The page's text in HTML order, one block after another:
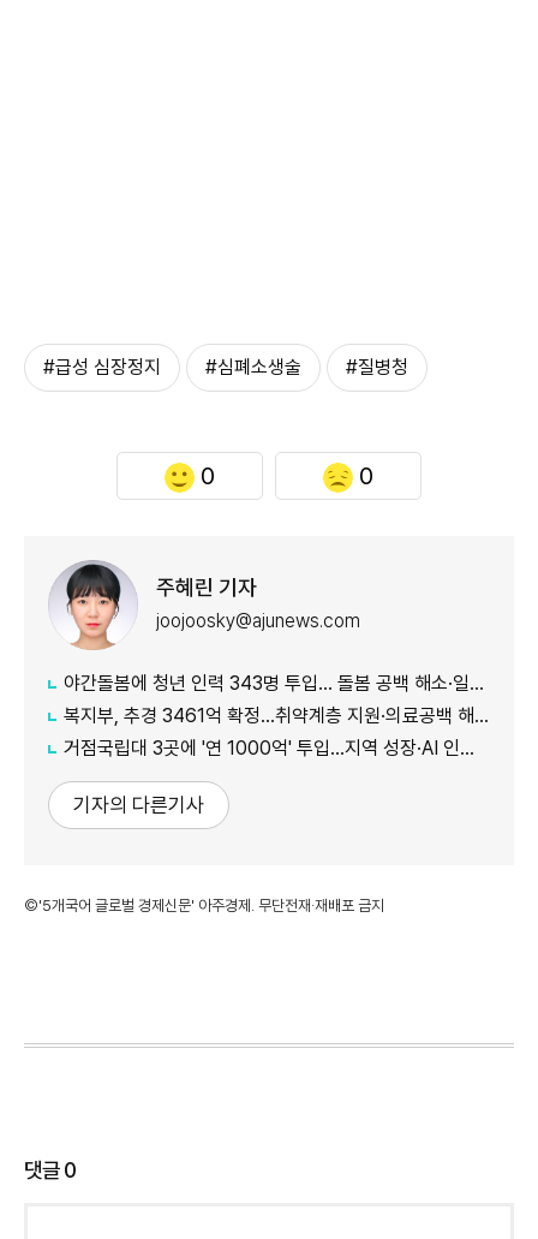
#급성 심장정지 #심폐소생술 #질병청
0 0
주혜린 기자
joojoosky@ajunews.com
야간돌봄에 청년 인력 343명 투입… 돌봄 공백 해소·일자리 확대 추진
복지부, 추경 3461억 확정…취약계층 지원·의료공백 해소 강화
거점국립대 3곳에 '연 1000억' 투입…지역 성장·AI 인재 거점 육성
기자의 다른기사
©'5개국어 글로벌 경제신문' 아주경제. 무단전재·재배포 금지
댓글0